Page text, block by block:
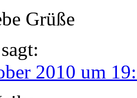
Grüße
sagt:
2010 um